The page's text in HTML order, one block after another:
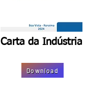
Carta da Indústria
Download